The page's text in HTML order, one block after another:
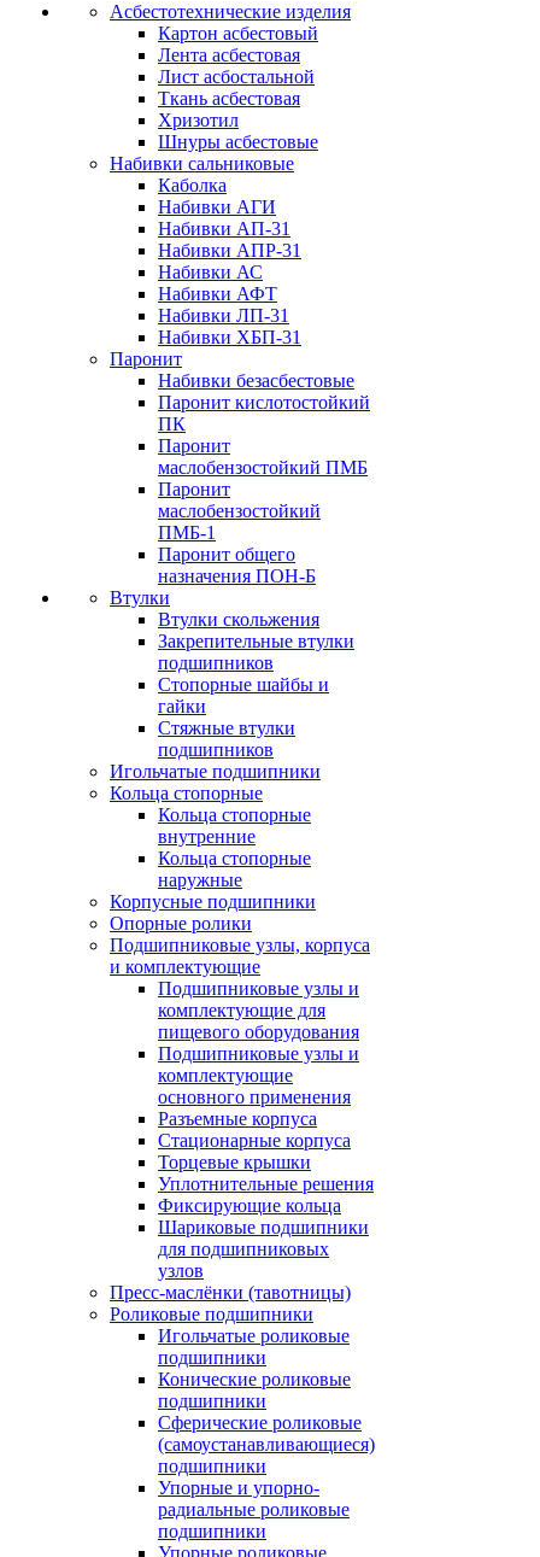
Асбестотехнические изделия
Картон асбестовый
Лента асбестовая
Лист асбостальной
Ткань асбестовая
Хризотил
Шнуры асбестовые
Набивки сальниковые
Каболка
Набивки АГИ
Набивки АП-31
Набивки АПР-31
Набивки АС
Набивки АФТ
Набивки ЛП-31
Набивки ХБП-31
Паронит
Набивки безасбестовые
Паронит кислотостойкий
ПК
Паронит
маслобензостойкий ПМБ
Паронит
маслобензостойкий
ПМБ-1
Паронит общего
назначения ПОН-Б
Втулки
Втулки скольжения
Закрепительные втулки
подшипников
Стопорные шайбы и
гайки
Стяжные втулки
подшипников
Игольчатые подшипники
Кольца стопорные
Кольца стопорные
внутренние
Кольца стопорные
наружные
Корпусные подшипники
Опорные ролики
Подшипниковые узлы, корпуса
и комплектующие
Подшипниковые узлы и
комплектующие для
пищевого оборудования
Подшипниковые узлы и
комплектующие
основного применения
Разъемные корпуса
Стационарные корпуса
Торцевые крышки
Уплотнительные решения
Фиксирующие кольца
Шариковые подшипники
для подшипниковых
узлов
Пресс-маслёнки (тавотницы)
Роликовые подшипники
Игольчатые роликовые
подшипники
Конические роликовые
подшипники
Сферические роликовые
(самоустанавливающиеся)
подшипники
Упорные и упорно-
радиальные роликовые
подшипники
Упорные роликовые